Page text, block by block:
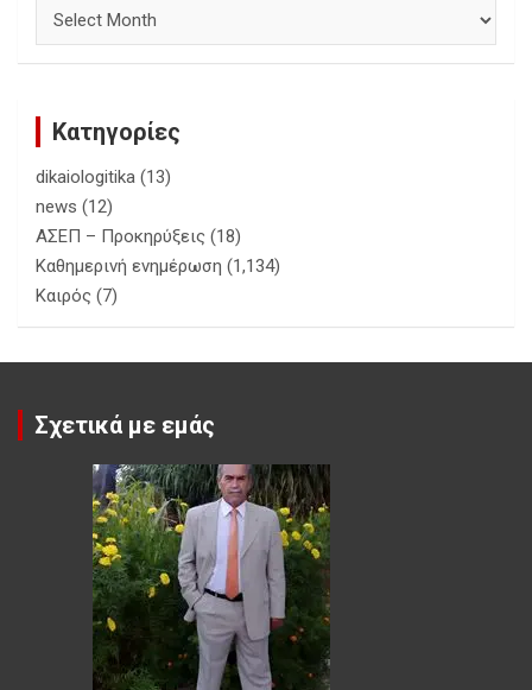
Κατηγορίες
dikaiologitika (13)
news (12)
ΑΣΕΠ – Προκηρύξεις (18)
Καθημερινή ενημέρωση (1,134)
Καιρός (7)
Σχετικά με εμάς